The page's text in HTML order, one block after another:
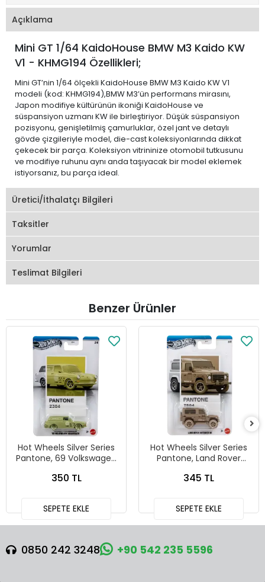
Açıklama
Mini GT 1/64 KaidoHouse BMW M3 Kaido KW
V1 - KHMG194 Özellikleri;
Mini GT’nin 1/64 ölçekli KaidoHouse BMW M3 Kaido KW V1
modeli (kod: KHMG194),BMW M3’ün performans mirasını,
Japon modifiye kültürünün ikoniği KaidoHouse ve
süspansiyon uzmanı KW ile birleştiriyor. Düşük süspansiyon
pozisyonu, genişletilmiş çamurluklar, özel jant ve detaylı
gövde çizgileriyle model, die-cast koleksiyonlarında dikkat
çekecek bir parça. Koleksiyon vitrininize otomobil tutkusunu
ve modifiye ruhunu aynı anda taşıyacak bir model eklemek
istiyorsanız, bu parça ideal.
Üretici/İthalatçı Bilgileri
Taksitler
Yorumlar
Teslimat Bilgileri
Benzer Ürünler
Hot Wheels Silver Series
Pantone, 69 Volkswagen
350 TL
SEPETE EKLE
Hot Wheels Silver Series
Pantone, Land Rover
345 TL
SEPETE EKLE
0850 242 3248 +90 542 235 5596